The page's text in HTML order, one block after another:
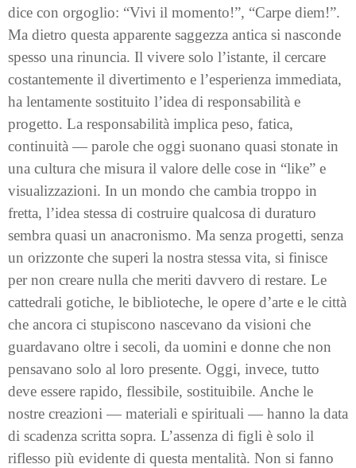
dice con orgoglio: “Vivi il momento!”, “Carpe diem!”.
Ma dietro questa apparente saggezza antica si nasconde
spesso una rinuncia. Il vivere solo l’istante, il cercare
costantemente il divertimento e l’esperienza immediata,
ha lentamente sostituito l’idea di responsabilità e
progetto. La responsabilità implica peso, fatica,
continuità — parole che oggi suonano quasi stonate in
una cultura che misura il valore delle cose in “like” e
visualizzazioni. In un mondo che cambia troppo in
fretta, l’idea stessa di costruire qualcosa di duraturo
sembra quasi un anacronismo. Ma senza progetti, senza
un orizzonte che superi la nostra stessa vita, si finisce
per non creare nulla che meriti davvero di restare. Le
cattedrali gotiche, le biblioteche, le opere d’arte e le città
che ancora ci stupiscono nascevano da visioni che
guardavano oltre i secoli, da uomini e donne che non
pensavano solo al loro presente. Oggi, invece, tutto
deve essere rapido, flessibile, sostituibile. Anche le
nostre creazioni — materiali e spirituali — hanno la data
di scadenza scritta sopra. L’assenza di figli è solo il
riflesso più evidente di questa mentalità. Non si fanno